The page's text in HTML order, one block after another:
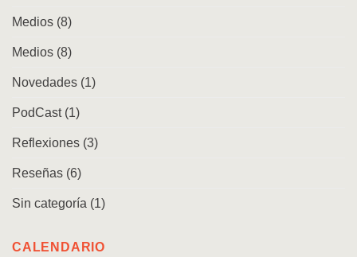
Medios (8)
Medios (8)
Novedades (1)
PodCast(1)
Reflexiones (3)
Reseñas (6)
Sin categoría (1)
CALENDARIO